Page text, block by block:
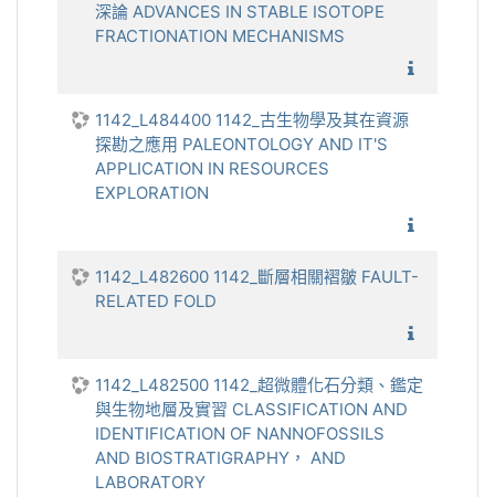
深論 ADVANCES IN STABLE ISOTOPE
FRACTIONATION MECHANISMS
1142_L484400 1142_古生物學及其在資源
探勘之應用 PALEONTOLOGY AND IT'S
APPLICATION IN RESOURCES
EXPLORATION
1142_L482600 1142_斷層相關褶皺 FAULT-
RELATED FOLD
1142_L482500 1142_超微體化石分類、鑑定
與生物地層及實習 CLASSIFICATION AND
IDENTIFICATION OF NANNOFOSSILS
AND BIOSTRATIGRAPHY， AND
LABORATORY